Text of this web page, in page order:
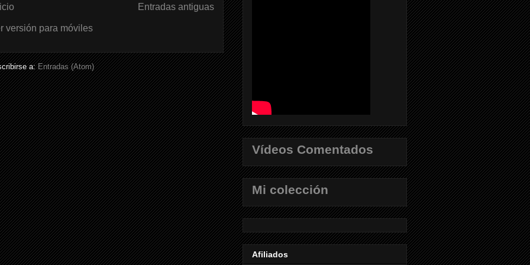
Entradas antiguas
versión para móviles
a:Entradas (Atom)
Vídeos Comentados
Mi colección
Afiliados